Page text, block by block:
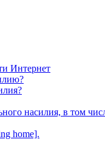
Интернет
насилия, в том
home].